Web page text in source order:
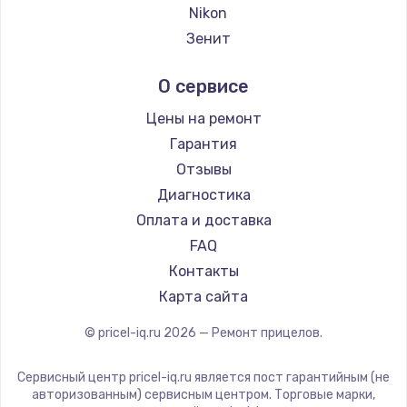
Заказать
1300 руб.
Заказать
Техобслуживание
Заказать
Установка / подключение / демонтаж
1300 руб.
1400 руб.
Ремонт прицелов Hikmicro
Ремонт прицелов IWT
Ремонт прицелов NNPO
Ремонт прицелов Taigan
Ремонт прицелов Thermal Scope
Ремонт прицелов ConoTech
Ремонт прицелов Легат
Ремонт прицелов Athlon
Nikon
Зенит
Artelv
Hakko
HALES
Leica
Vector Optics
Carl Zeiss
Zeiss
AGM Global Vision
Pilad
Venox
О сервисе
Цены на ремонт
Гарантия
Отзывы
Диагностика
Оплата и доставка
FAQ
Контакты
Карта сайта
© pricel-iq.ru 2026 — Ремонт прицелов.
Сервисный центр pricel-iq.ru является пост гарантийным (не
авторизованным) сервисным центром. Торговые марки,